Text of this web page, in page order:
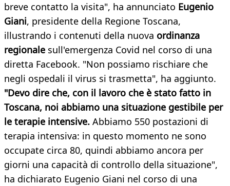
breve contatto la visita", ha annunciato Eugenio
Giani, presidente della Regione Toscana,
illustrando i contenuti della nuova ordinanza
regionale sull'emergenza Covid nel corso di una
diretta Facebook. "Non possiamo rischiare che
negli ospedali il virus si trasmetta", ha aggiunto.
"Devo dire che, con il lavoro che è stato fatto in
Toscana, noi abbiamo una situazione gestibile per
le terapie intensive. Abbiamo 550 postazioni di
terapia intensiva: in questo momento ne sono
occupate circa 80, quindi abbiamo ancora per
giorni una capacità di controllo della situazione",
ha dichiarato Eugenio Giani nel corso di una